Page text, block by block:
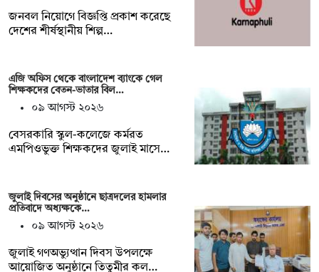
জনবল নিয়োগে বিজ্ঞপ্তি প্রকাশ করেছে
দেশের শীর্ষস্থানীয় শিল্প…
এজি অফিস থেকে বাংলাদেশ ব্যাংকে গেল
শিক্ষকদের বেতন-ভাতার বিল…
০৯ আগস্ট ২০২৬
বেসরকারি স্কুল-কলেজে কর্মরত
এমপিওভুক্ত শিক্ষকদের জুলাই মাসে…
জুলাই দিবসের অনুষ্ঠানে ছাত্রদলের হামলার
প্রতিবাদে অধ্যক্ষকে…
০৯ আগস্ট ২০২৬
জুলাই গণঅভ্যুত্থান দিবস উপলক্ষে
আয়োজিত অনুষ্ঠানে তিতুমীর কল…